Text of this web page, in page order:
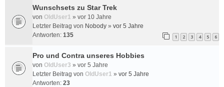
Wunschsets zu Star Trek
von OldUser1 » vor 10 Jahre
Letzter Beitrag von Nobody » vor 5 Jahre
Antworten: 135 1 2 3 4 5 6
Pro und Contra unseres Hobbies
von OldUser3 » vor 5 Jahre
Letzter Beitrag von OldUser1 » vor 5 Jahre
Antworten: 23